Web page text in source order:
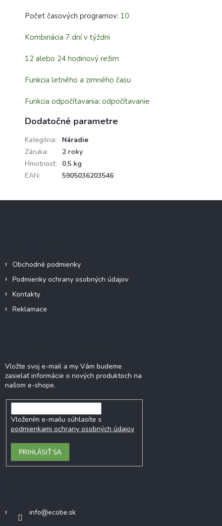
Počet časových programov: 10
Kombinácia 7 dní v týždni
12 alebo 24 hodinový režim
Funkcia letného a zimného času
Funkcia odpočítavania: odpočítavanie
Dodatočné parametre
Kategória:
Náradie
Záruka:
2 roky
Hmotnosť:
0.5 kg
EAN: 5905036203546
Obchodné podmienky
Podmienky ochrany osobných údajov
Kontakty
Reklamace
Vložte svoj e-mail a my Vám budeme
zasielať informácie o nových produktoch na
našom e-shope.
Vložením e-mailu súhlasíte s
podmienkami ochrany osobných údajov
PRIHLÁSIŤ SA
info@ecobe.sk